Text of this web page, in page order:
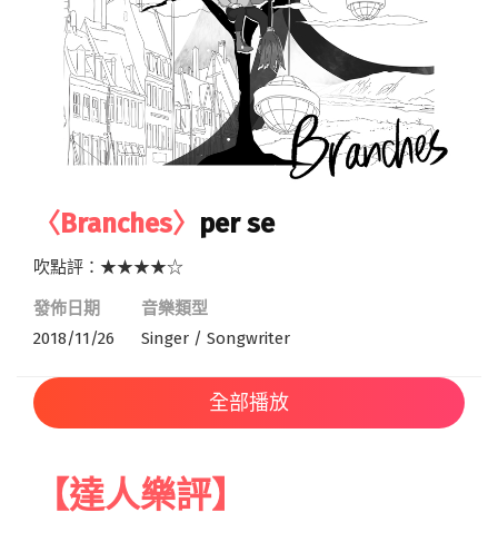
〈Branches〉 per se
吹點評：★★★★☆
發佈日期
2018/11/26
音樂類型
Singer / Songwriter
全部播放
【達人樂評】